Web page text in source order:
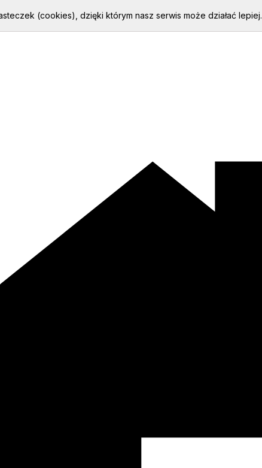
(cookies), dzięki którym nasz serwis może działać lepiej.